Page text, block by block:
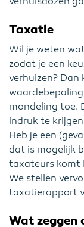
Taxatie
Wil je weten
zodat je een
verhuizen?
mondeling toe.
indruk te
Heb je een
dat is mogelijk
taxateurs komt
We stellen
taxatierapport
Wat zeggen